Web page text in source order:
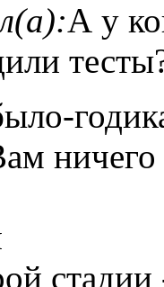
А у